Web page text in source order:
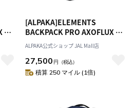
グ
[ALPAKA]ELEMENTS
BACKPACK PRO AXOFLUX ブ
ルー N
ALPAKA公式ショップ JAL Mall店
27,500 円 （税込）
積算 250 マイル (1倍)